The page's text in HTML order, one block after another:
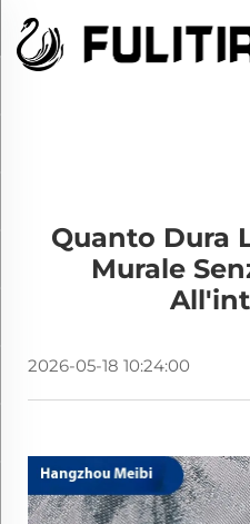
Quanto Dura
Murale
2026-05-18 10:24:00